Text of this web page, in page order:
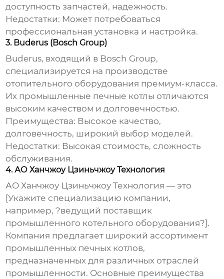
доступность запчастей, надежность.
Недостатки: Может потребоваться
профессиональная установка и настройка.
3. Buderus (Bosch Group)
Buderus, входящий в Bosch Group,
специализируется на производстве
отопительного оборудования премиум-класса.
Их промышленные печные котлы отличаются
высоким качеством и долговечностью.
Преимущества: Высокое качество,
долговечность, широкий выбор моделей.
Недостатки: Высокая стоимость, сложность
обслуживания.
4. АО Ханчжоу Цзиньчжоу Технология
АО Ханчжоу Цзиньчжоу Технология — это
[Укажите специализацию компании,
например, ?ведущий поставщик
промышленного котельного оборудования?].
Компания предлагает широкий ассортимент
промышленных печных котлов,
предназначенных для различных отраслей
промышленности. Основные преимущества